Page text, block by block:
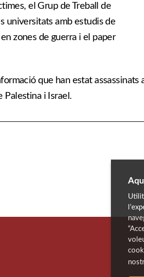
el Grup de Treball de
universitats amb estudis de
zones de guerra i el paper
que han estat assassinats
Palestina i Israel.